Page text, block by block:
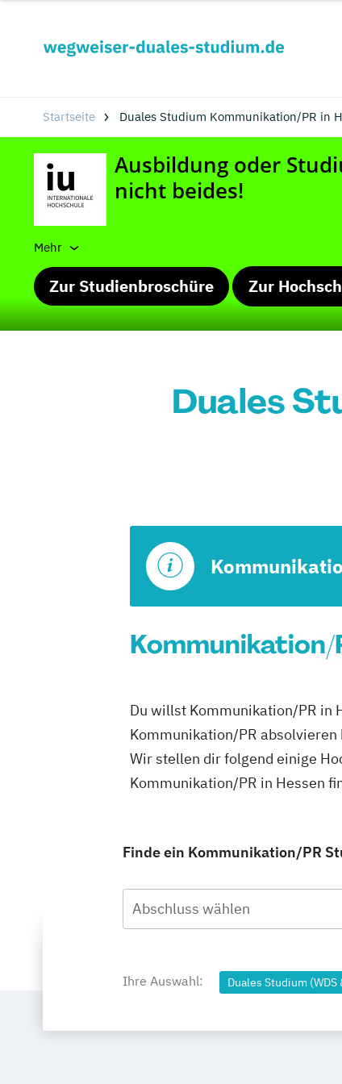
Startseite Duales Studium Kommunikation/PR in
Mehr
Zur Studienbroschüre Zur
Duales
Du willst Kommunikation/PR in
Kommunikation/PR absolvieren
Wir stellen dir folgend einige
Kommunikation/PR in Hessen
Finde ein Kommunikation/PR
Abschluss wählen
Ihre Auswahl: Duales Studium (WDS